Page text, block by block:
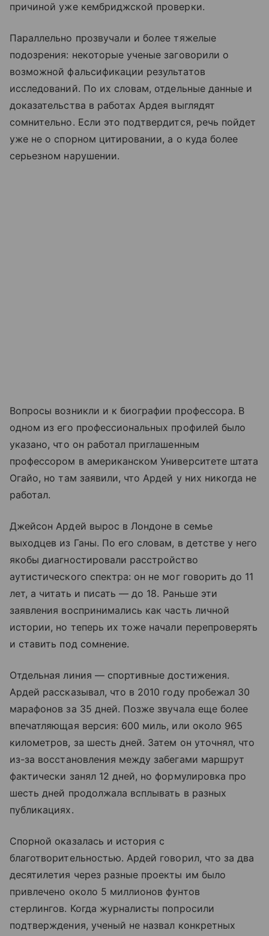
причиной уже кембриджской проверки.
Параллельно прозвучали и более тяжелые
подозрения: некоторые ученые заговорили о
возможной фальсификации результатов
исследований. По их словам, отдельные данные и
доказательства в работах Ардея выглядят
сомнительно. Если это подтвердится, речь пойдет
уже не о спорном цитировании, а о куда более
серьезном нарушении.
Вопросы возникли и к биографии профессора. В
одном из его профессиональных профилей было
указано, что он работал приглашенным
профессором в американском Университете штата
Огайо, но там заявили, что Ардей у них никогда не
работал.
Джейсон Ардей вырос в Лондоне в семье
выходцев из Ганы. По его словам, в детстве у него
якобы диагностировали расстройство
аутистического спектра: он не мог говорить до 11
лет, а читать и писать — до 18. Раньше эти
заявления воспринимались как часть личной
истории, но теперь их тоже начали перепроверять
и ставить под сомнение.
Отдельная линия — спортивные достижения.
Ардей рассказывал, что в 2010 году пробежал 30
марафонов за 35 дней. Позже звучала еще более
впечатляющая версия: 600 миль, или около 965
километров, за шесть дней. Затем он уточнял, что
из-за восстановления между забегами маршрут
фактически занял 12 дней, но формулировка про
шесть дней продолжала всплывать в разных
публикациях.
Спорной оказалась и история с
благотворительностью. Ардей говорил, что за два
десятилетия через разные проекты им было
привлечено около 5 миллионов фунтов
стерлингов. Когда журналисты попросили
подтверждения, ученый не назвал конкретных